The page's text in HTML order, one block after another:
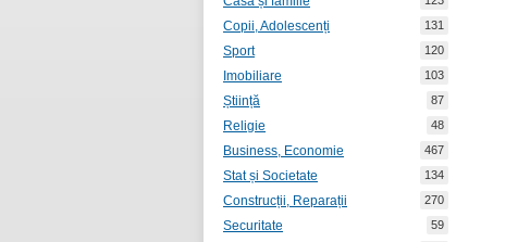
Copii, Adolescenți 131
Sport 120
Imobiliare 103
Știință 87
Religie 48
Business, Economie 467
Stat și Societate 134
Construcții, Reparații 270
Securitate 59